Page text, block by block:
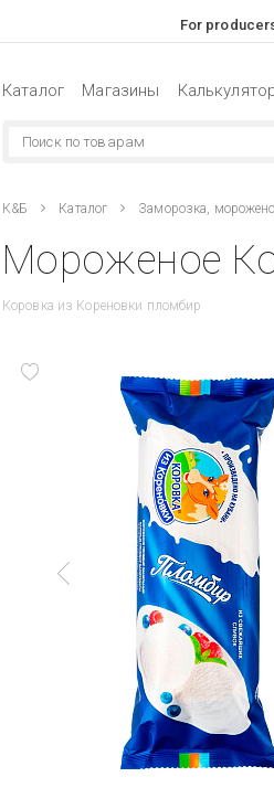
For
Каталог Магазины
К&Б Каталог Заморозка,
Мороженое
Коровка из Кореновки пломбир